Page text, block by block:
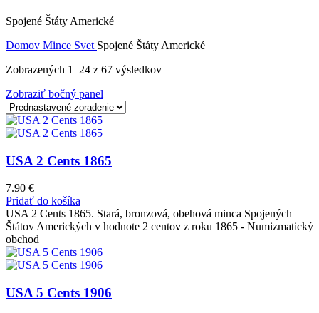
Spojené Štáty Americké
Domov Mince Svet Spojené Štáty Americké
Zobrazených 1–24 z 67 výsledkov
Zobraziť bočný panel
USA 2 Cents 1865
7.90 €
Pridať do košíka
USA 2 Cents 1865. Stará, bronzová, obehová minca Spojených
Štátov Amerických v hodnote 2 centov z roku 1865 - Numizmatický
obchod
USA 5 Cents 1906